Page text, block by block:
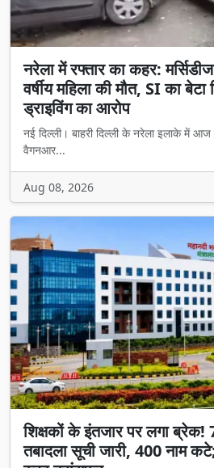
नरेला में रफ्तार का कहर:
वर्षीय महिला की मौत, SI का
ड्राइविंग का आरोप
नई दिल्ली। बाहरी दिल्ली के नरेला इलाके में
वैगनआर...
Aug 08, 2026
शिक्षकों के इंतजार पर लगा ब्रेक!
तबादला सूची जारी, 400 नाम